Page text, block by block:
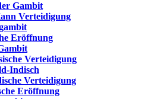
Gambit
Verteidigung
Eröffnung
Verteidigung
Indisch
Verteidigung
Eröffnung